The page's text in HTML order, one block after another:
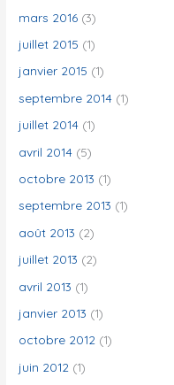
mars 2016 (3)
juillet 2015 (1)
janvier 2015 (1)
septembre 2014 (1)
juillet 2014 (1)
avril 2014 (5)
octobre 2013 (1)
septembre 2013 (1)
août 2013 (2)
juillet 2013 (2)
avril 2013 (1)
janvier 2013 (1)
octobre 2012 (1)
juin 2012 (1)